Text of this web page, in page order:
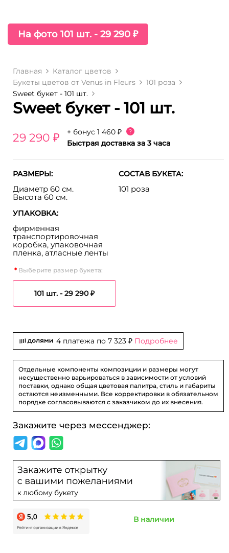
На фото 101 шт. - 29 290 ₽
Главная
Каталог цветов
Букеты цветов от Venus in Fleurs
101 роза
Sweet букет - 101 шт.
Sweet букет - 101 шт.
29 290 ₽ + бонус 1 460 ₽ ?
Быстрая доставка за 3 часа
РАЗМЕРЫ:
Диаметр 60 см.
Высота 60 см.
СОСТАВ БУКЕТА:
101 роза
УПАКОВКА:
фирменная
транспортировочная
коробка, упаковочная
пленка, атласные ленты
Выберите размер букета:
101 шт. -29 290 ₽
4 платежа по 7 323 ₽ Подробнее
Отдельные компоненты композиции и размеры могут
несущественно варьироваться в зависимости от условий
поставки, однако общая цветовая палитра, стиль и габариты
остаются неизменными. Все корректировки в обязательном
порядке согласовываются с заказчиком до их внесения.
Закажите через мессенджер:
В наличии